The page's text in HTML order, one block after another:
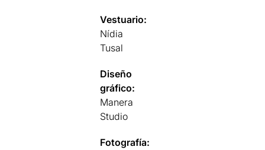
Vestuario:
Nídia
Tusal
Diseño
gráfico:
Manera
Studio
Fotografía: